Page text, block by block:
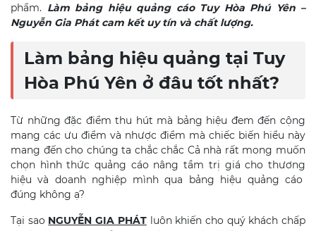
phẩm. Làm bảng hiệu quảng cáo Tuy Hòa Phú Yên –
Nguyễn Gia Phát cam kết uy tín và chất lượng.
Làm bảng hiệu quảng tại Tuy
Hòa Phú Yên ở đâu tốt nhất?
Từ những đặc điểm thu hút mà bảng hiệu đem đến cộng
mang các ưu điểm và nhược điểm mà chiếc biến hiểu này
mang đến cho chúng ta chắc chắc Cả nhà rất mong muốn
chọn hình thức quảng cáo nâng tầm trị giá cho thương
hiệu và doanh nghiệp mình qua bảng hiệu quảng cáo
đúng không ạ?
Tại sao NGUYỄN GIA PHÁTluôn khiến cho quý khách chấp